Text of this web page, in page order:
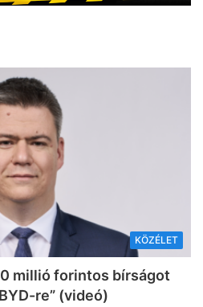
KÖZÉLET
millió forintos bírságot
re” (videó)